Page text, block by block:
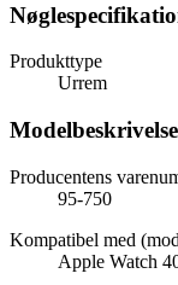
Produkttype
Urrem
Modelbeskrivelse
Producentens
95-750
Kompatibel med
Apple Watch